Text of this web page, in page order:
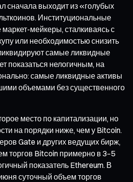
сначала выходит из «голубых
Институциональные
мейкеры, сталкиваясь с
или необходимостью снизить
самые ликвидные
показаться нелогичным, на
самые ликвидные активы
объемами без существенного
место по капитализации, но
на порядки ниже, чем у Bitcoin.
Gate и других ведущих бирж,
торгов Bitcoin примерно в 3–5
показатель Ethereum. В
суточный объем торгов